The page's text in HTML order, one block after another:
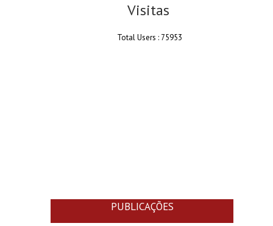
Visitas
Total Users : 75953
PUBLICAÇÕES